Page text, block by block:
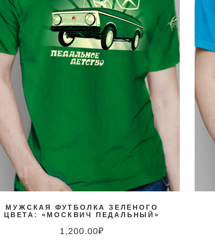
МУЖСКАЯ ФУТБОЛКА ЗЕЛЁНОГО
ЦВЕТА: «МОСКВИЧ ПЕДАЛЬНЫЙ»
1,200.00₽